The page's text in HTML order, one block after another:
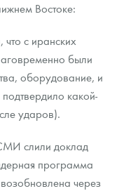
данных
Востоке:
с иранских
были
оборудование, и
какой-
ударов).
слили доклад
программа
через